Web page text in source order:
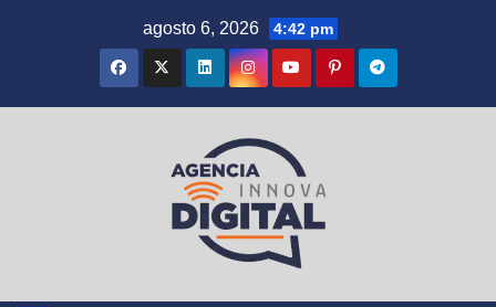
agosto 6, 2026 4:42 pm